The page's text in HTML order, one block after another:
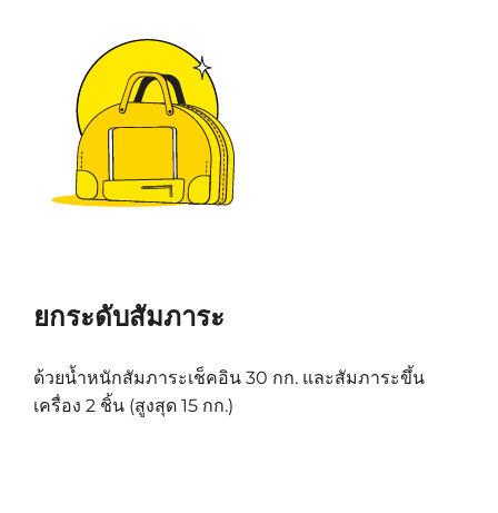
ยกระดับสัมภาระ
ด้วยน้ำหนักสัมภาระเช็คอิน 30 กก. และสัมภาระขึ้น
เครื่อง 2 ชิ้น (สูงสุด 15 กก.)